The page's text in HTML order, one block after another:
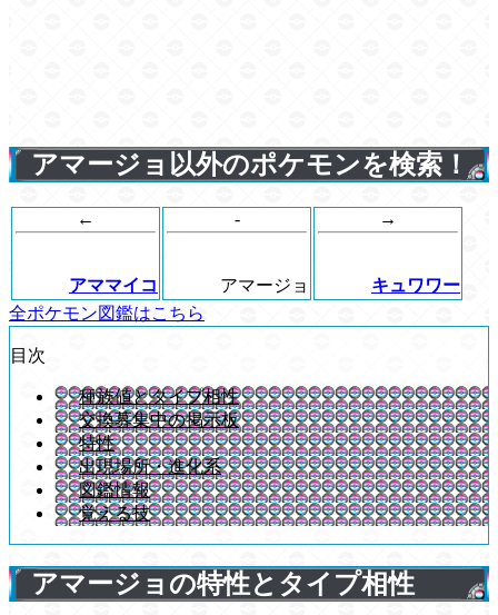
アマージョ以外のポケモンを検索！
←
アママイコ
-
アマージョ
→
キュワワー
全ポケモン図鑑はこちら
目次
種族値とタイプ相性
交換募集中の掲示板
特性
出現場所・進化系
図鑑情報
覚える技
アマージョの特性とタイプ相性